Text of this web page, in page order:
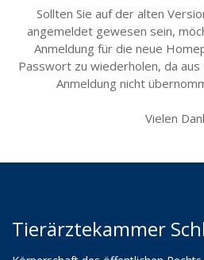
Sollten Sie auf der alten
angemeldet gewesen sein,
Anmeldung für die neue
Passwort zu wiederholen, da aus
Anmeldung nicht
Vielen
Tierärztekammer